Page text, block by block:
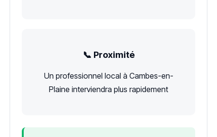
📞 Proximité
Un professionnel local à Cambes-en-
Plaine interviendra plus rapidement